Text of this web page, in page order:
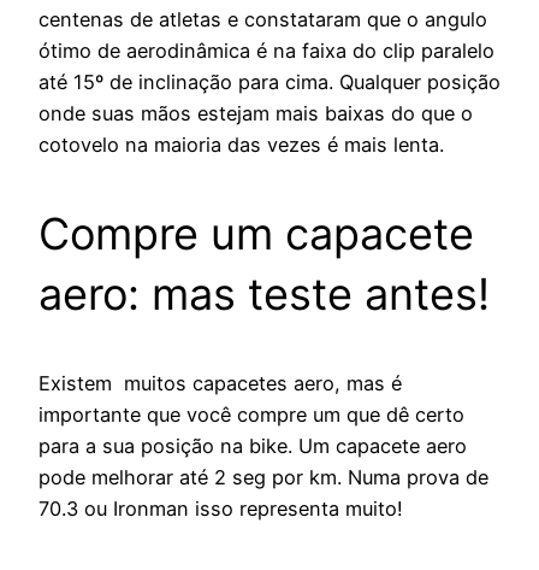
centenas de atletas e constataram que o angulo
ótimo de aerodinâmica é na faixa do clip paralelo
até 15º de inclinação para cima. Qualquer posição
onde suas mãos estejam mais baixas do que o
cotovelo na maioria das vezes é mais lenta.
Compre um capacete
aero: mas teste antes!
Existem muitos capacetes aero, mas é
importante que você compre um que dê certo
para a sua posição na bike. Um capacete aero
pode melhorar até 2 seg por km. Numa prova de
70.3 ou Ironman isso representa muito!